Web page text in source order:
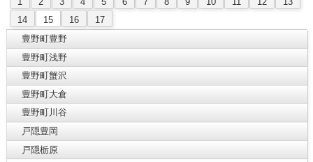
14
15 16
17
豊野町豊野
豊野町浅野
豊野町蟹沢
豊野町大倉
豊野町川谷
戸隠豊岡
戸隠栃原